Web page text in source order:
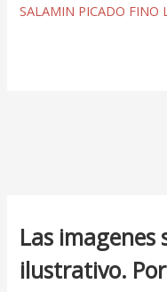
Las imagenes
ilustrativo.
SALAMIN PICADO FINO